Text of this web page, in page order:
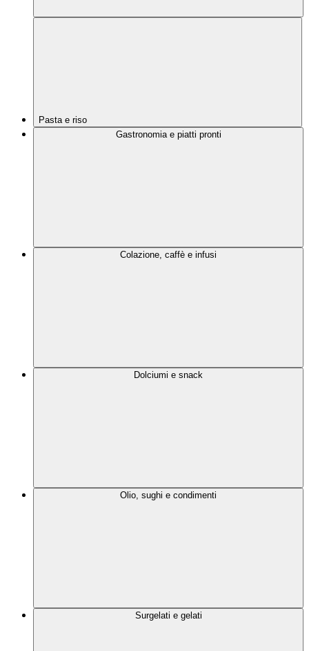
Pasta e riso
Gastronomia e piatti pronti
Colazione, caffè e infusi
Dolciumi e snack
Olio, sughi e condimenti
Surgelati e gelati